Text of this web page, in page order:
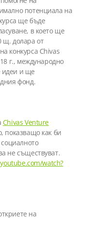
потенциала на
ще бъде
в което ще
щ. долара от
конкурса Chivas
г., международно
идеи и ще
фонд.
Chivas Venture
показващо как би
не съществуват.
watch?
на